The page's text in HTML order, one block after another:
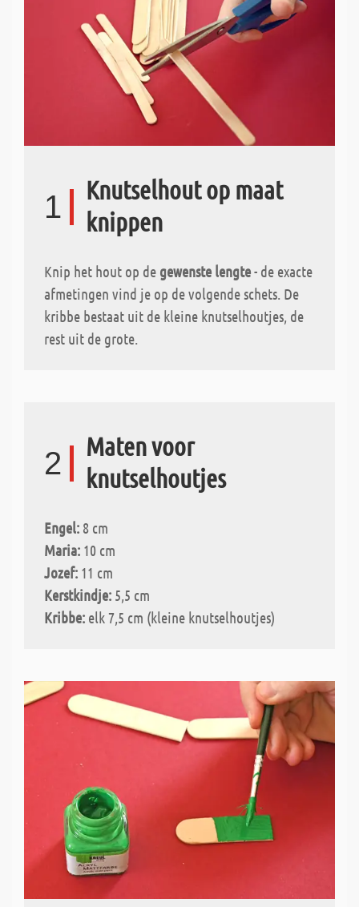
1
Knutselhout op maat
knippen
Knip het hout op de gewenste lengte- de exacte
afmetingen vind je op de volgende schets. De
kribbe bestaat uit de kleine knutselhoutjes, de
rest uit de grote.
2
Maten voor
knutselhoutjes
Engel: 8 cm
Maria: 10 cm
Jozef: 11 cm
Kerstkindje: 5,5 cm
Kribbe: elk 7,5 cm (kleine knutselhoutjes)